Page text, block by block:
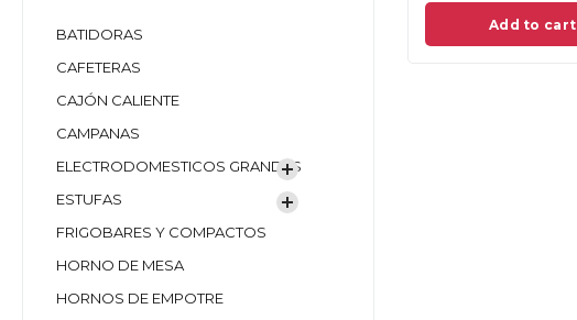
BATIDORAS
CAFETERAS
CAJÓN CALIENTE
CAMPANAS
ELECTRODOMESTICOS GRANDES
ESTUFAS
FRIGOBARES Y COMPACTOS
HORNO DE MESA
HORNOS DE EMPOTRE
Add to cart